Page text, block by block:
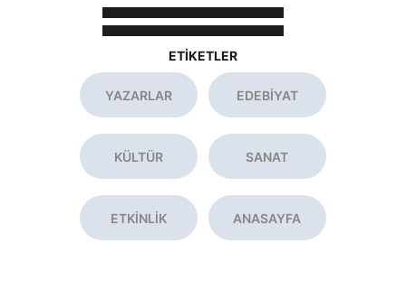
ETİKETLER
YAZARLAR EDEBİYAT
KÜLTÜR SANAT
ANASAYFA
ETKİNLİK